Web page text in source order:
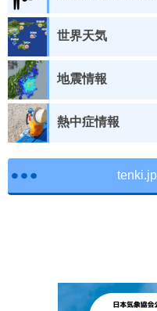
世界天気
地震情報
熱中症情報